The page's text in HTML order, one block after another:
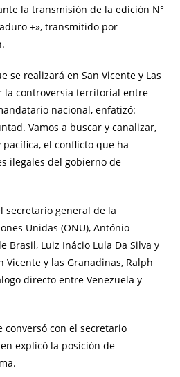
la transmisión de la edición N°
+», transmitido por
se realizará en San Vicente y Las
la controversia territorial entre
nacional, enfatizó:
Vamos a buscar y canalizar,
el conflicto que ha
ilegales del gobierno de
secretario general de la
Unidas (ONU), António
Brasil, Luiz Inácio Lula Da Silva y
y las Granadinas, Ralph
directo entre Venezuela y
conversó con el secretario
explicó la posición de